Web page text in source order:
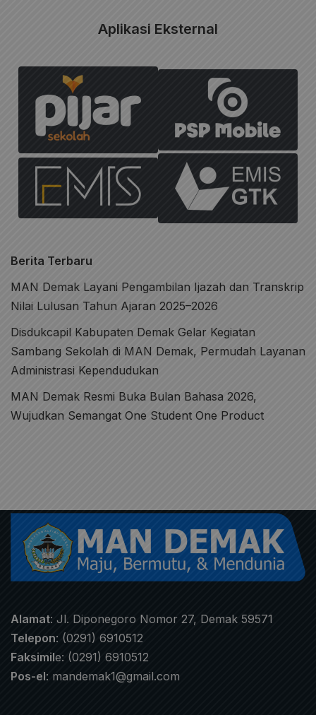
Aplikasi Eksternal
Berita Terbaru
MAN Demak Layani Pengambilan Ijazah dan Transkrip
Nilai Lulusan Tahun Ajaran 2025–2026
Disdukcapil Kabupaten Demak Gelar Kegiatan
Sambang Sekolah di MAN Demak, Permudah Layanan
Administrasi Kependudukan
MAN Demak Resmi Buka Bulan Bahasa 2026,
Wujudkan Semangat One Student One Product
Alamat: Jl. Diponegoro Nomor 27, Demak 59571
Telepon: (0291) 6910512
Faksimile: (0291) 6910512
Pos-el: mandemak1@gmail.com